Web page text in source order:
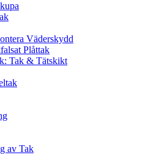
Väderskydd
Plåttak
Tak & Tätskikt
av Tak